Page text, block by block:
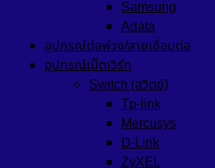
Samsung
Adata
อุปกรณ์ต่อพ่วง/สายเชื่อมต่อ
อุปกรณ์เน็ตเวิร์ก
Switch (สวิตช์)
Tp-link
Mercusys
D-Link
ZyXEL